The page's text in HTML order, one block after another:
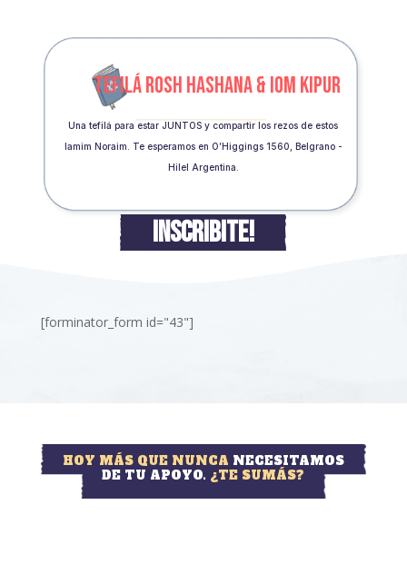
TEFILÁ ROSH HASHANA & IOM KIPUR
Una tefilá para estar JUNTOS y compartir los rezos de estos
Iamim Noraim. Te esperamos en O’Higgings 1560, Belgrano -
Hilel Argentina.
INSCRIBITE!
[forminator_form id="43"]
HOY MÁS QUE NUNCA NECESITAMOS
DE TU APOYO. ¿TE SUMÁS?